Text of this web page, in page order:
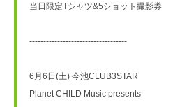
当日限定Tシャツ&5ショット撮影券
-----------------------------------
6月6日(土) 今池CLUB3STAR
Planet CHILD Music presents